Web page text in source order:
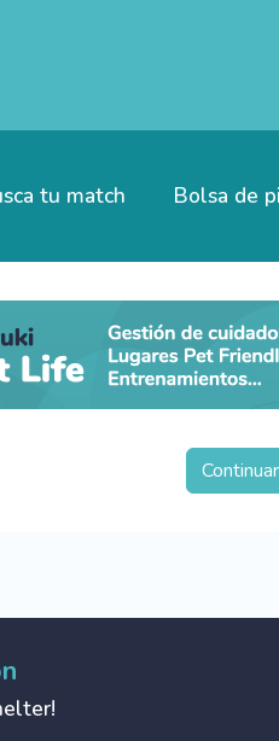
tu match Bolsa de